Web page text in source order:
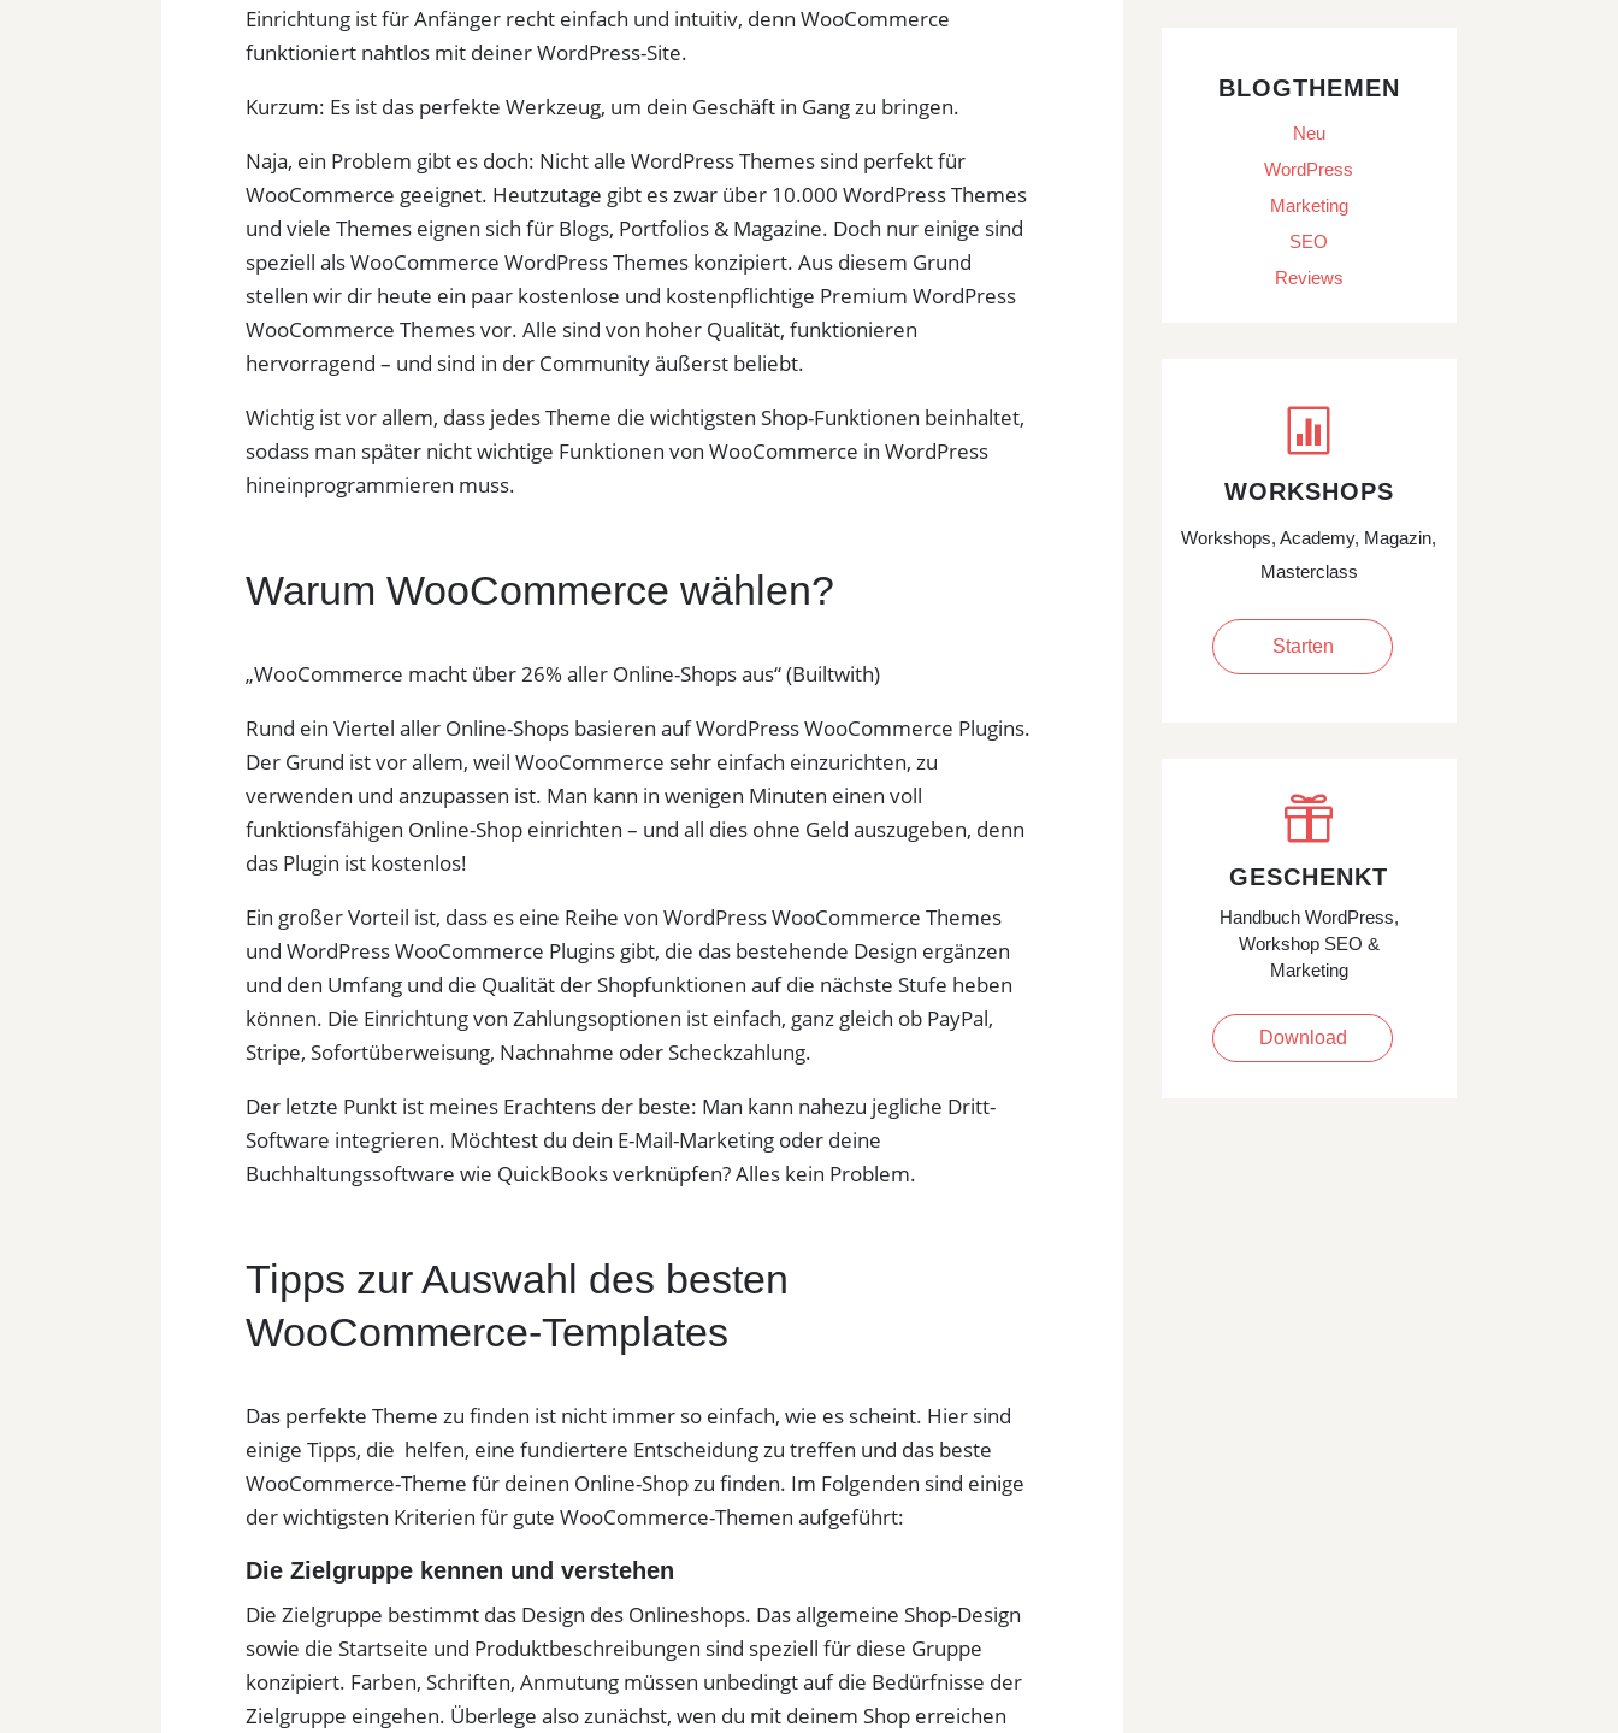
Einrichtung ist für Anfänger recht einfach und intuitiv, denn WooCommerce
funktioniert nahtlos mit deiner WordPress-Site.
Kurzum: Es ist das perfekte Werkzeug, um dein Geschäft in Gang zu bringen.
Naja, ein Problem gibt es doch: Nicht alle WordPress Themes sind perfekt für
WooCommerce geeignet. Heutzutage gibt es zwar über 10.000 WordPress Themes
und viele Themes eignen sich für Blogs, Portfolios & Magazine. Doch nur einige sind
speziell als WooCommerce WordPress Themes konzipiert. Aus diesem Grund
stellen wir dir heute ein paar kostenlose und kostenpflichtige Premium WordPress
WooCommerce Themes vor. Alle sind von hoher Qualität, funktionieren
hervorragend – und sind in der Community äußerst beliebt.
Wichtig ist vor allem, dass jedes Theme die wichtigsten Shop-Funktionen beinhaltet,
sodass man später nicht wichtige Funktionen von WooCommerce in WordPress
hineinprogrammieren muss.
Warum WooCommerce wählen?
„WooCommerce macht über 26% aller Online-Shops aus“ (Builtwith)
Rund ein Viertel aller Online-Shops basieren auf WordPress WooCommerce Plugins.
Der Grund ist vor allem, weil WooCommerce sehr einfach einzurichten, zu
verwenden und anzupassen ist. Man kann in wenigen Minuten einen voll
funktionsfähigen Online-Shop einrichten – und all dies ohne Geld auszugeben, denn
das Plugin ist kostenlos!
Ein großer Vorteil ist, dass es eine Reihe von WordPress WooCommerce Themes
und WordPress WooCommerce Plugins gibt, die das bestehende Design ergänzen
und den Umfang und die Qualität der Shopfunktionen auf die nächste Stufe heben
können. Die Einrichtung von Zahlungsoptionen ist einfach, ganz gleich ob PayPal,
Stripe, Sofortüberweisung, Nachnahme oder Scheckzahlung.
Der letzte Punkt ist meines Erachtens der beste: Man kann nahezu jegliche Dritt-
Software integrieren. Möchtest du dein E-Mail-Marketing oder deine
Buchhaltungssoftware wie QuickBooks verknüpfen? Alles kein Problem.
Tipps zur Auswahl des besten
WooCommerce-Templates
Das perfekte Theme zu finden ist nicht immer so einfach, wie es scheint. Hier sind
einige Tipps, die helfen, eine fundiertere Entscheidung zu treffen und das beste
WooCommerce-Theme für deinen Online-Shop zu finden. Im Folgenden sind einige
der wichtigsten Kriterien für gute WooCommerce-Themen aufgeführt:
Die Zielgruppe kennen und verstehen
Die Zielgruppe bestimmt das Design des Onlineshops. Das allgemeine Shop-Design
sowie die Startseite und Produktbeschreibungen sind speziell für diese Gruppe
konzipiert. Farben, Schriften, Anmutung müssen unbedingt auf die Bedürfnisse der
Zielgruppe eingehen. Überlege also zunächst, wen du mit deinem Shop erreichen
BLOGTHEMEN
Neu
WordPress
Marketing
SEO
Reviews

WORKSHOPS
Workshops, Academy, Magazin,
Masterclass
Starten

GESCHENKT
Handbuch WordPress,
Workshop SEO &
Marketing
Download